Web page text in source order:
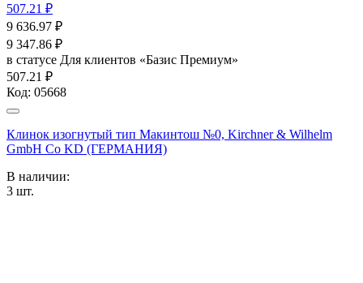
507.21 ₽
9 636.97 ₽
9 347.86 ₽
в статусе Для клиентов «Базис Премиум»
507.21 ₽
Код: 05668
Клинок изогнутый тип Макинтош №0, Kirchner & Wilhelm
GmbH Co KD (ГЕРМАНИЯ)
В наличии:
3 шт.